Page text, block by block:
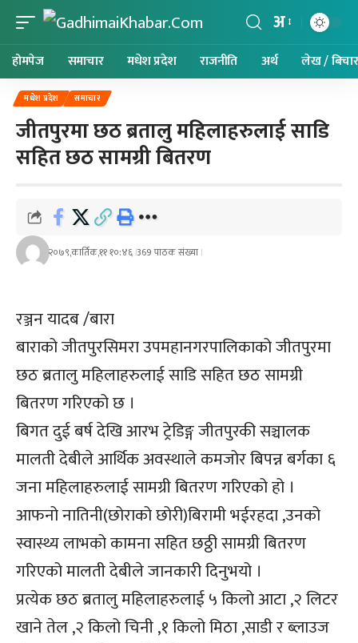
अ
होमपेज समाचार मधेश प्रदेश राजनीति अर्थ लेख / बिचार
मधेश प्रदेश समाचार
जीतपुरमा छठ ब्रतालु महिलाहरुलाई साडि
सहित छठ सामग्री बितरण
२०७९,कार्तिक,११ १०:४६ 369 पाठक संख्या
रञ्जन यादब /बारा
बाराको जीतपुरसिमरा उपमहानगरपालिकाको जीतपुरमा
छठ ब्रतालु महिलाहरुलाई साडि सहित छठ सामग्री
बितरण गरिएको छ ।
बिगत दुई बर्ष देखि आरभ ट्रेडिङ्ग जीतपुरकी सञ्चालक
मालती देबीले आर्थिक अवस्थाले कमजोर बिपन्न बर्गका ६
जना महिलाहरुलाई सामग्री बितरण गरिएको हो ।
आफनो नातिनी(छोराको छोरी)बिरामी भईरहदा ,उनको
स्वास्थ्य लाभको कामना सहित छठ्ठी सामग्री बितरण
गरिएको मालती देबीले जानकारी दिनुभयो ।
प्रत्येक छठ ब्रतालु महिलाहरुलाई ५ किलो आटा ,२ लिटर
खाने तेल ,२ किलो चिनी ,१ किलो मिठा ,साडी र ब्लाउज